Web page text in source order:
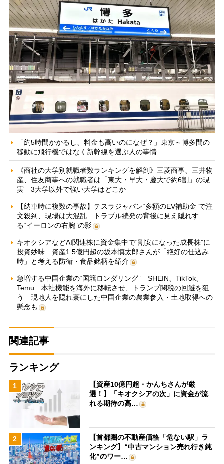
「約5時間かかるし、料金も高いのになぜ？」東京～博多間の
移動に飛行機ではなく新幹線を選ぶ人の事情
《商社の大学別就職者数ランキングを解剖》三菱商事、三井物
産、住友商事への就職者は「東大・早大・慶大で約6割」の現
実 3大学以外で強い大学はどこか
【納車時に複数の事故】テスラジャパン“多額のEV補助金”で注
文殺到、現場は大混乱 トラブル続発の背後に見え隠れす
る“イーロンの右腕”の影
キオクシアなどAI関連株に資金集中で“割安になった成長株”に
投資妙味 資産1.5億円超の坂本慎太郎さんが「絶好の仕込み
時」と考える防衛・食品銘柄を紹介
急増する中国企業の“国籍ロンダリング” SHEIN、TikTok、
Temu…本社機能を海外に移転させ、トランプ関税の回避を狙
う 現地人を隠れ蓑にした中国企業の農業参入・土地取得への
懸念も
関連記事
ランキング
1
【資産10億円超・かんちさんが厳
選！】「キオクシアの次」に資金が流
れる期待の高…
2
【首都圏の不動産価格「危ない駅」ラ
ンキング】“中古マンション売れ行き鈍
化”のワー…